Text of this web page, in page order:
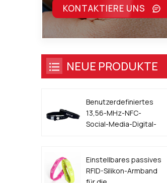
KONTAKTIERE UNS
NEUE PRODUKTE
Benutzerdefiniertes
13,56-MHz-NFC-
Social-Media-Digital-
Einstellbares passives
RFID-Silikon-Armband